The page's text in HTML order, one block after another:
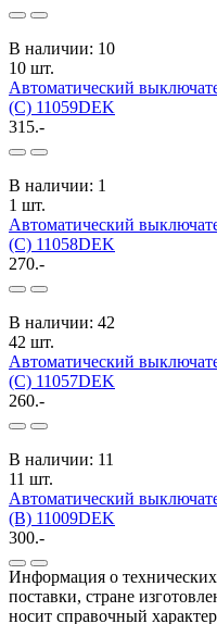
В наличии: 10
10 шт.
Автоматический
(C) 11059DEK
315.-
В наличии: 1
1 шт.
Автоматический
(C) 11058DEK
270.-
В наличии: 42
42 шт.
Автоматический
(C) 11057DEK
260.-
В наличии: 11
11 шт.
Автоматический
(B) 11009DEK
300.-
Информация о технических
поставки, стране
носит справочный